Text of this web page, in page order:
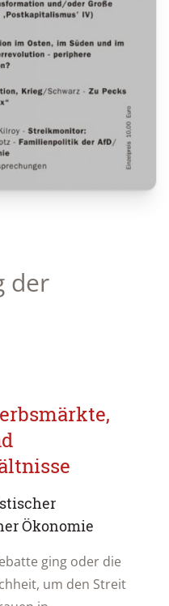
der
Ökonomie
ging oder die
um den Streit